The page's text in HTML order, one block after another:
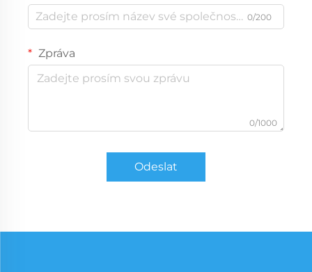
0/200
Zpráva
0/1000
Odeslat